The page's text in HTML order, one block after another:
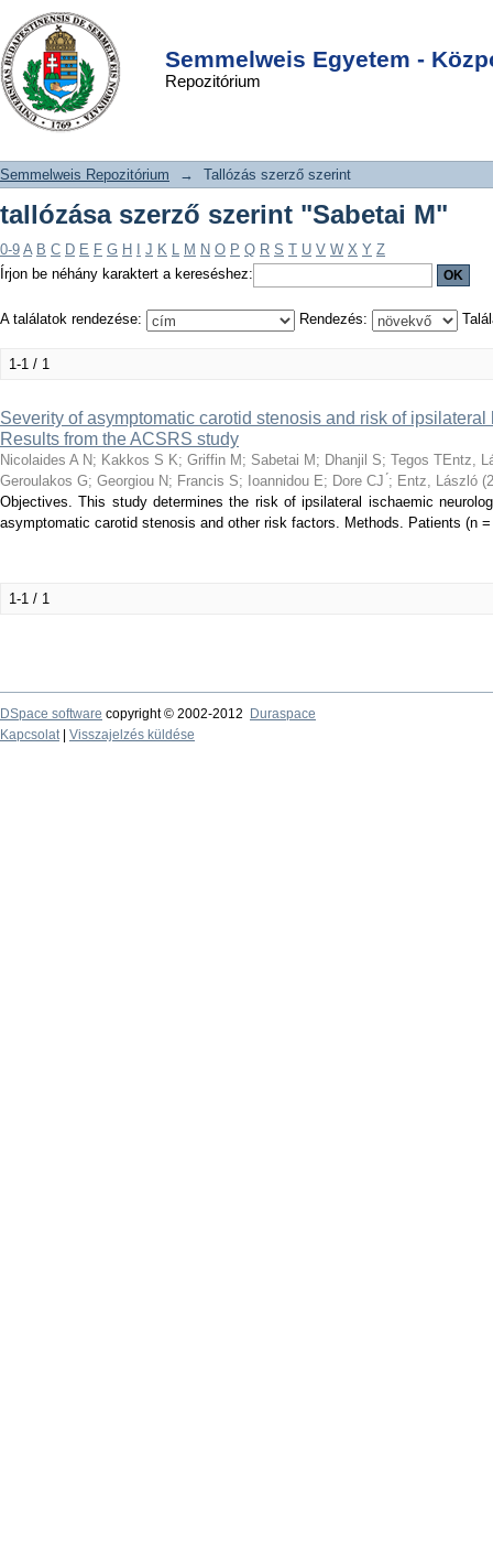
Semmelweis Egyetem -
Repozitórium
tallózása szerző szerint "Sabetai M"
DSpace/Manakin Repository
Semmelweis Repozitórium → Tallózás szerző szerint
tallózása szerző szerint "Sabetai M"
0-9 A B C D E F G H J K L M N O P Q R S T U V W X Y Z
Írjon be néhány karaktert a kereséshez:
A találatok rendezése: Rendezés:
1-1 / 1
Severity of asymptomatic carotid stenosis and risk of
Results from the ACSRS study
Nicolaides A N; Kakkos S K; Griffin M ; Sabetai M ; Dhanjil S; Tegos TEntz,
Geroulakos G; Georgiou N; Francis S; Ioannidou E; Dore CJ ́ ; Entz, László (
Objectives. This study determines the risk of ipsilateral ischaemic
asymptomatic carotid stenosis and other risk factors. Methods. Patients (n
1-1 / 1
DSpace software copyright © 2002-2012
Duraspace
Kapcsolat| Visszajelzés küldése